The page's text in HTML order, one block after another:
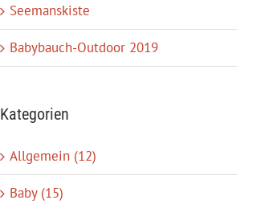
Seemanskiste
Babybauch-Outdoor 2019
Kategorien
Allgemein (12)
Baby (15)